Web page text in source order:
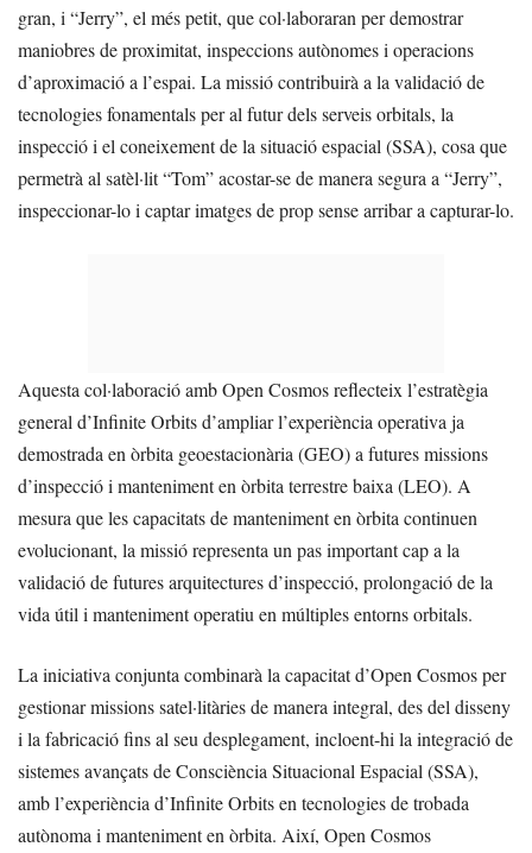
gran, i “Jerry”, el més petit, que col·laboraran per demostrar
maniobres de proximitat, inspeccions autònomes i operacions
d’aproximació a l’espai. La missió contribuirà a la validació de
tecnologies fonamentals per al futur dels serveis orbitals, la
inspecció i el coneixement de la situació espacial (SSA), cosa que
permetrà al satèl·lit “Tom” acostar-se de manera segura a “Jerry”,
inspeccionar-lo i captar imatges de prop sense arribar a capturar-lo.
Aquesta col·laboració amb Open Cosmos reflecteix l’estratègia
general d’Infinite Orbits d’ampliar l’experiència operativa ja
demostrada en òrbita geoestacionària (GEO) a futures missions
d’inspecció i manteniment en òrbita terrestre baixa (LEO). A
mesura que les capacitats de manteniment en òrbita continuen
evolucionant, la missió representa un pas important cap a la
validació de futures arquitectures d’inspecció, prolongació de la
vida útil i manteniment operatiu en múltiples entorns orbitals.
La iniciativa conjunta combinarà la capacitat d’Open Cosmos per
gestionar missions satel·litàries de manera integral, des del disseny
i la fabricació fins al seu desplegament, incloent-hi la integració de
sistemes avançats de Consciència Situacional Espacial (SSA),
amb l’experiència d’Infinite Orbits en tecnologies de trobada
autònoma i manteniment en òrbita. Així, Open Cosmos